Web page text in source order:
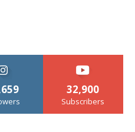
32,900
Subscribers